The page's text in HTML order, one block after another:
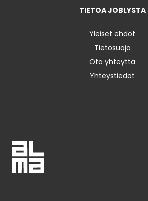
TIETOA JOBLYSTA
Yleiset ehdot
Tietosuoja
Ota yhteyttä
Yhteystiedot